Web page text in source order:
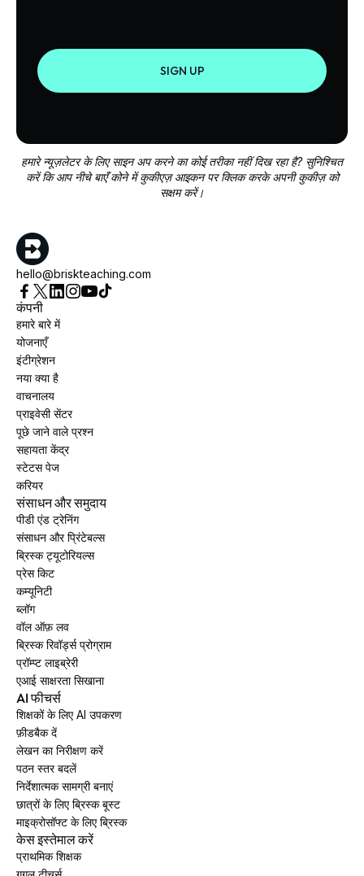
SIGN UP
हमारे न्यूज़लेटर के लिए साइन अप करने का कोई तरीका नहीं दिख रहा है? सुनिश्चित
करें कि आप नीचे बाएँ कोने में कुकीएज़ आइकन पर क्लिक करके अपनी कुकीज़ को
सक्षम करें।
hello@briskteaching.com
कंपनी
हमारे बारे में
योजनाएँ
इंटीग्रेशन
नया क्या है
वाचनालय
प्राइवेसी सेंटर
पूछे जाने वाले प्रश्न
सहायता केंद्र
स्टेटस पेज
करियर
संसाधन और समुदाय
पीडी एंड ट्रेनिंग
संसाधन और प्रिंटेबल्स
ब्रिस्क ट्यूटोरियल्स
प्रेस किट
कम्यूनिटी
ब्लॉग
वॉल ऑफ़ लव
ब्रिस्क रिवॉर्ड्स प्रोग्राम
प्रॉम्प्ट लाइब्रेरी
एआई साक्षरता सिखाना
AI फीचर्स
शिक्षकों के लिए AI उपकरण
फ़ीडबैक दें
लेखन का निरीक्षण करें
पठन स्तर बदलें
निर्देशात्मक सामग्री बनाएं
छात्रों के लिए ब्रिस्क बूस्ट
माइक्रोसॉफ्ट के लिए ब्रिस्क
केस इस्तेमाल करें
प्राथमिक शिक्षक